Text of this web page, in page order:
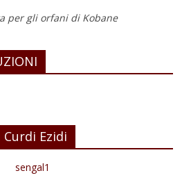
per gli orfani di Kobane
Ezidi